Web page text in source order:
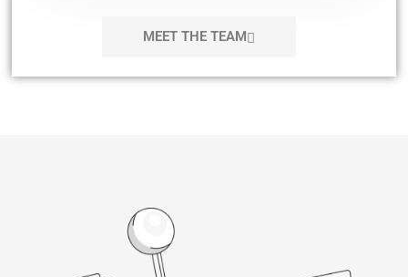
MEET THE TEAM